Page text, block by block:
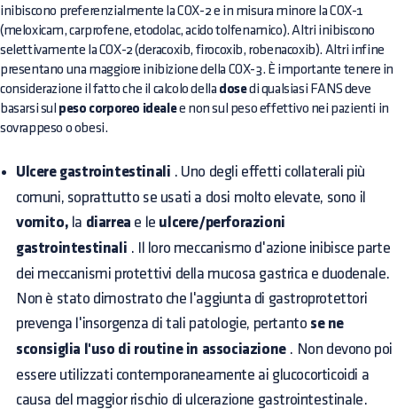
inibiscono preferenzialmente la COX-2 e in misura minore la COX-1
(meloxicam, carprofene, etodolac, acido tolfenamico). Altri inibiscono
selettivamente la COX-2 (deracoxib, firocoxib, robenacoxib). Altri infine
presentano una maggiore inibizione della COX-3. È importante tenere in
considerazione il fatto che il calcolo della dosedi qualsiasi FANS deve
basarsi sul peso corporeo idealee non sul peso effettivo nei pazienti in
sovrappeso o obesi.
Ulcere gastrointestinali . Uno degli effetti collaterali più
comuni, soprattutto se usati a dosi molto elevate, sono il
vomito, la diarrea e le ulcere/perforazioni
gastrointestinali . Il loro meccanismo d'azione inibisce parte
dei meccanismi protettivi della mucosa gastrica e duodenale.
Non è stato dimostrato che l'aggiunta di gastroprotettori
prevenga l'insorgenza di tali patologie, pertanto se ne
sconsiglia l'uso di routine in associazione. Non devono poi
essere utilizzati contemporaneamente ai glucocorticoidi a
causa del maggior rischio di ulcerazione gastrointestinale.